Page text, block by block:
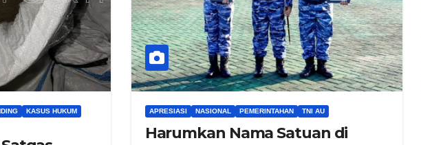
KASUS HUKUM
APRESIASI NASIONAL PEMERINTAHAN TNI AU
Harumkan Nama Satuan di